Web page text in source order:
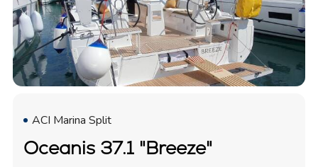
ACI Marina Split
Oceanis 37.1 "Breeze"